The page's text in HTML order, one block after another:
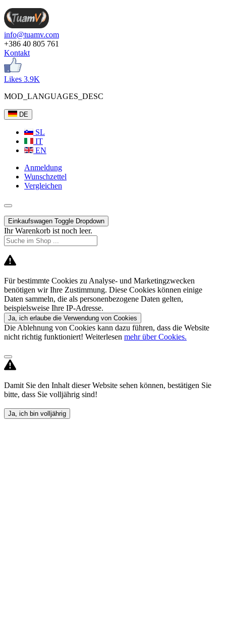
info@tuamv.com
+386 40 805 761
Kontakt
Likes 3.9K
MOD_LANGUAGES_DESC
DE
SL
IT
EN
Anmeldung
Wunschzettel
Vergleichen
Einkaufswagen Toggle Dropdown
Ihr Warenkorb ist noch leer.
Für bestimmte Cookies zu Analyse- und Marketingzwecken
benötigen wir Ihre Zustimmung. Diese Cookies können einige
Daten sammeln, die als personenbezogene Daten gelten,
beispielsweise Ihre IP-Adresse.
Ja, ich erlaube die Verwendung von Cookies
Die Ablehnung von Cookies kann dazu führen, dass die Website
nicht richtig funktioniert! Weiterlesen mehr über Cookies.
Damit Sie den Inhalt dieser Website sehen können, bestätigen Sie
bitte, dass Sie volljährig sind!
Ja, ich bin volljährig